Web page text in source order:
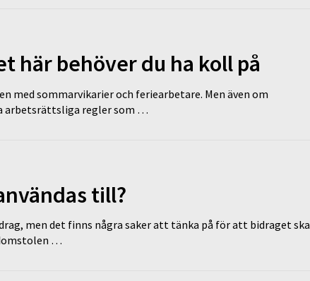
här behöver du ha koll på
med sommarvikarier och feriearbetare. Men även om
arbetsrättsliga regler som …
till?
men det finns några saker att tänka på för att bidraget ska
…